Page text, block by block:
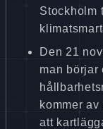
Stockholm
Den 21
man börjar
kommer
att